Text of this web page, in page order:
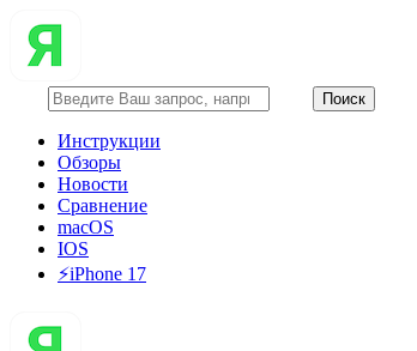
Инструкции
Обзоры
Новости
Сравнение
macOS
IOS
⚡️iPhone 17